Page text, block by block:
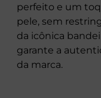
perfeito e um
pele, sem
da icônica
garante a
da marca.